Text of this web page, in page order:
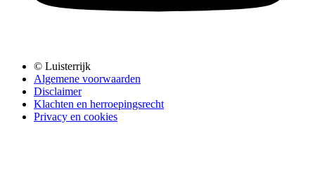
© Luisterrijk
Algemene voorwaarden
Disclaimer
Klachten en herroepingsrecht
Privacy en cookies